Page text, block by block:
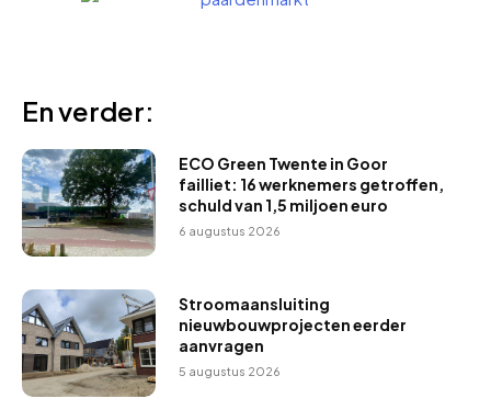
En verder:
ECO Green Twente in Goor
failliet: 16 werknemers getroffen,
schuld van 1,5 miljoen euro
6 augustus 2026
Stroomaansluiting
nieuwbouwprojecten eerder
aanvragen
5 augustus 2026